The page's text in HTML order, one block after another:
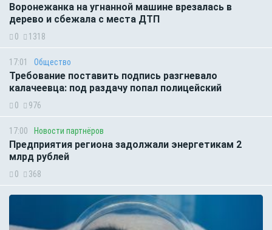
Воронежанка на угнанной машине врезалась в
дерево и сбежала с места ДТП
0 1318
17:01 Общество
Требование поставить подпись разгневало
калачеевца: под раздачу попал полицейский
0 976
17:00 Новости партнёров
Предприятия региона задолжали энергетикам 2
млрд рублей
0 368